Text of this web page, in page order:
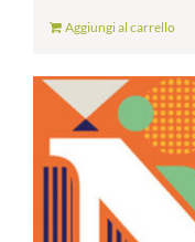
Aggiungi al carrello